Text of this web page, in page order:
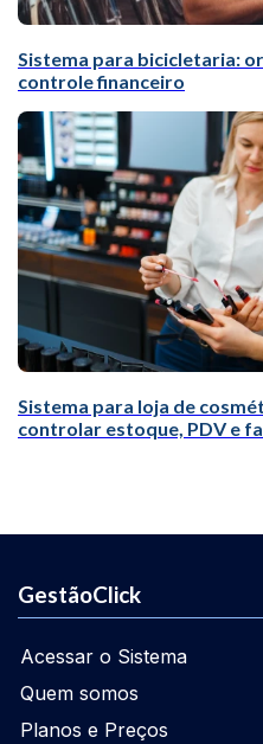
Sistema para bicicletaria:
controle financeiro
Sistema para loja de
controlar estoque, PDV e
GestãoClick
Acessar o Sistema
Quem somos
Planos e Preços